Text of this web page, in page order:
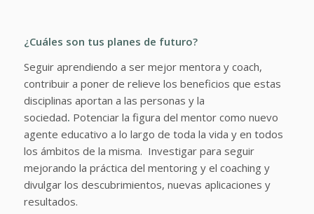
¿Cuáles son tus planes de futuro?
Seguir aprendiendo a ser mejor mentora y coach,
contribuir a poner de relieve los beneficios que estas
disciplinas aportan a las personas y la
sociedad. Potenciar la figura del mentor como nuevo
agente educativo a lo largo de toda la vida y en todos
los ámbitos de la misma. Investigar para seguir
mejorando la práctica del mentoring y el coaching y
divulgar los descubrimientos, nuevas aplicaciones y
resultados.